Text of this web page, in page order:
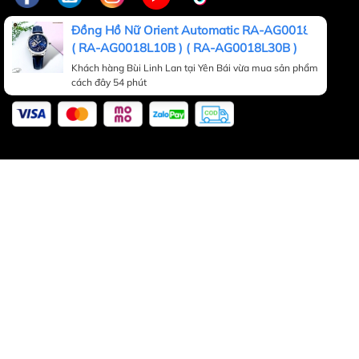
nhất hiện nay
Để giúp các chàng dễ dàng hơn trong việc lựa chọn
những siêu phẩm nhà Invicta, Hwatch đã tìm hiểu và
tổng hợp top những phiên bản được yêu thích nhất hiện
nay:
Đồng Hồ Nam Invicta Pin
Đồng Hồ Nữ Orient Automatic RA-AG0018L
( RA-AG0018L10B ) ( RA-AG0018L30B )
Khách hàng Bùi Linh Lan tại Yên Bái vừa mua sản phẩm
cách đây 54 phút